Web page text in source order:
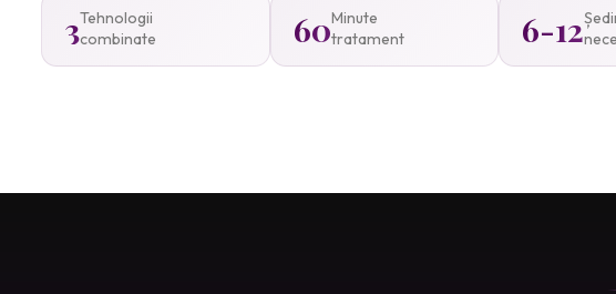
3Tehnologii
combinate
60Minute
tratament
6-12